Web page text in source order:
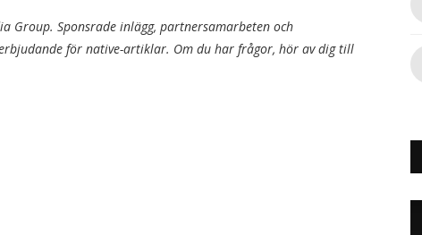
Group. Sponsrade inlägg, partnersamarbeten och
för native-artiklar. Om du har frågor, hör av dig till